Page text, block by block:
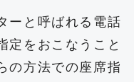
ーと呼ばれる電話
定をおこなうこと
の方法での座席指